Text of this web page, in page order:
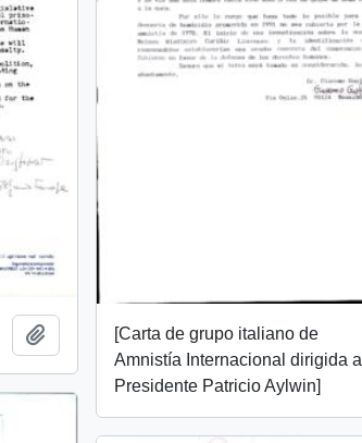
Añadir al portapapeles
[Carta de grupo italiano de
Amnistía Internacional dirigida al
Presidente Patricio Aylwin]